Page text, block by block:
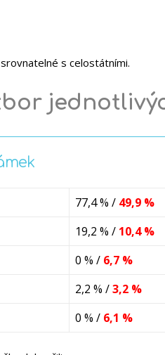
s celostátními.
77,4 % / 49,9 %
19,2 % / 10,4 %
0 % / 6,7 %
2,2 % /3,2 %
0 % / 6,1 %